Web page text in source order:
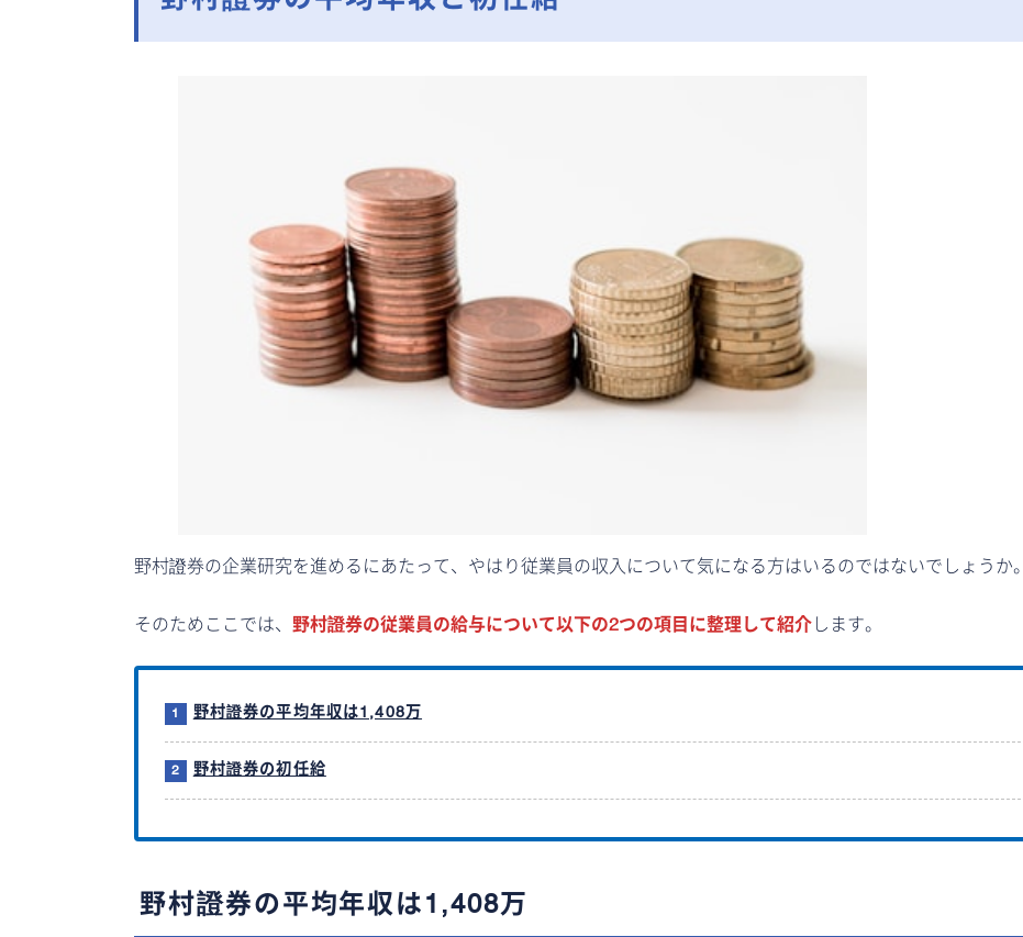
野村證券の企業研究を進めるにあたって、やはり従業員の収入について気になる方はいるのではないでしょうか。
そのためここでは、 野村證券の従業員の給与について以下の2つの項目に整理して紹介 します。
野村證券の平均年収は1,408万
野村證券の初任給
野村證券の平均年収は1,408万